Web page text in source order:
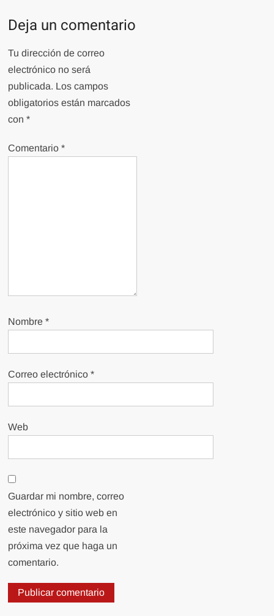
Deja un comentario
Tu dirección de correo
electrónico no será
publicada. Los campos
obligatorios están marcados
con*
Comentario*
Nombre*
Correo electrónico*
Web
Guardar mi nombre, correo
electrónico y sitio web en
este navegador para la
próxima vez que haga un
comentario.